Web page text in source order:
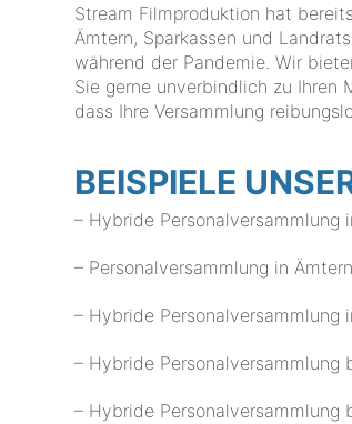
Stream Filmproduktion hat
Ämtern, Sparkassen und
während der Pandemie. Wir
Sie gerne unverbindlich zu Ihren
dass Ihre Versammlung
BEISPIELE
– Hybride Personalversammlung
– Personalversammlung in
– Hybride Personalversammlung
– Hybride Personalversammlung
– Hybride Personalversammlung